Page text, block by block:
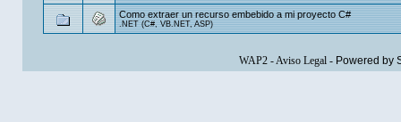
Como extraer un recurso embebido a mi proyecto C#
.NET (C#, VB.NET, ASP)
WAP2-Aviso Legal- Powered by